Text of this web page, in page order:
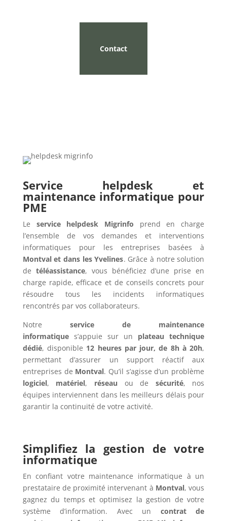
Contact
Service helpdesk et
maintenance informatique pour
PME
Le service helpdesk Migrinfo prend en charge
l’ensemble de vos demandes et interventions
informatiques pour les entreprises basées à
Montval et dans les Yvelines. Grâce à notre solution
de téléassistance, vous bénéficiez d’une prise en
charge rapide, efficace et de conseils concrets pour
résoudre tous les incidents informatiques
rencontrés par vos collaborateurs.
Notre service de maintenance
informatiques’appuie sur un plateau technique
dédié, disponible 12 heures par jour, de 8h à 20h,
permettant d’assurer un support réactif aux
entreprises de Montval. Qu’il s’agisse d’un problème
logiciel, matériel, réseau ou de sécurité, nos
équipes interviennent dans les meilleurs délais pour
garantir la continuité de votre activité.
Simplifiez la gestion de votre
informatique
En confiant votre maintenance informatique à un
prestataire de proximité intervenant à Montval, vous
gagnez du temps et optimisez la gestion de votre
système d’information. Avec un contrat de